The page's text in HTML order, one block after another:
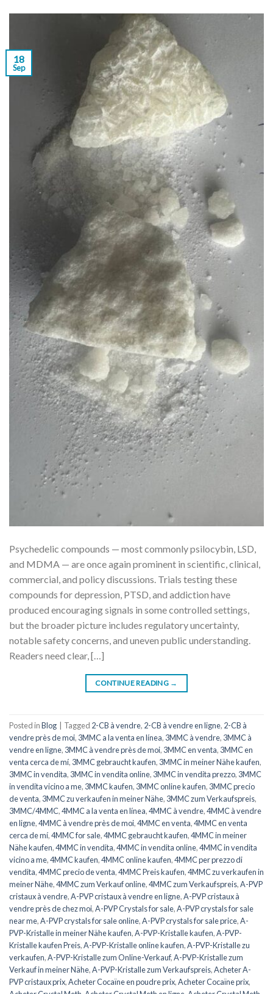
18
Sep
Psychedelic compounds — most commonly psilocybin, LSD,
and MDMA — are once again prominent in scientific, clinical,
commercial, and policy discussions. Trials testing these
compounds for depression, PTSD, and addiction have
produced encouraging signals in some controlled settings,
but the broader picture includes regulatory uncertainty,
notable safety concerns, and uneven public understanding.
Readers need clear, […]
CONTINUE READING →
Posted inBlog Tagged 2-CB à vendre, 2-CB à vendre en ligne, 2-CB à
vendre près de moi, 3MMC a la venta en línea, 3MMC à vendre, 3MMC à
vendre en ligne, 3MMC à vendre près de moi, 3MMC en venta, 3MMC en
venta cerca de mí, 3MMC gebraucht kaufen, 3MMC in meiner Nähe kaufen,
3MMC in vendita, 3MMC in vendita online, 3MMC in vendita prezzo, 3MMC
in vendita vicino a me, 3MMC kaufen, 3MMC online kaufen, 3MMC precio
de venta, 3MMC zu verkaufen in meiner Nähe, 3MMC zum Verkaufspreis,
3MMC/4MMC,4MMC a la venta en línea,4MMC à vendre,4MMC à vendre
en ligne,4MMC à vendre près de moi,4MMC en venta,4MMC en venta
cerca de mí,4MMC for sale,4MMC gebraucht kaufen,4MMC in meiner
Nähe kaufen,4MMC in vendita,4MMC in vendita online,4MMC in vendita
vicino a me,4MMC kaufen,4MMC online kaufen,4MMC per prezzo di
vendita,4MMC precio de venta,4MMC Preis kaufen,4MMC zu verkaufen in
meiner Nähe,4MMC zum Verkauf online,4MMC zum Verkaufspreis,A-PVP
cristaux à vendre,A-PVP cristaux à vendre en ligne,A-PVP cristaux à
vendre près de chez moi,A-PVP Crystals for sale,A-PVP crystals for sale
near me,A-PVP crystals for sale online,A-PVP crystals for sale price,A-
PVP-Kristalle in meiner Nähe kaufen,A-PVP-Kristalle kaufen,A-PVP-
Kristalle kaufen Preis,A-PVP-Kristalle online kaufen,A-PVP-Kristalle zu
verkaufen,A-PVP-Kristalle zum Online-Verkauf,A-PVP-Kristalle zum
Verkauf in meiner Nähe,A-PVP-Kristalle zum Verkaufspreis,Acheter A-
PVP cristaux prix,Acheter Cocaïne en poudre prix,Acheter Cocaïne prix,